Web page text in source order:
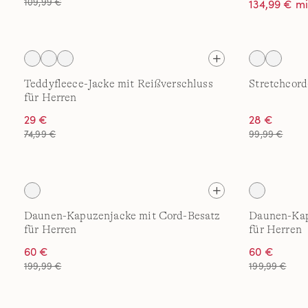
134,99 €
Teddyfleece-Jacke mit Reißverschluss
für Herren
29 €
74,99 €
28 €
99,99 €
Daunen-Kapuzenjacke mit Cord-Besatz
für Herren
60 €
199,99 €
Daunen-
für Herren
60 €
199,99 €